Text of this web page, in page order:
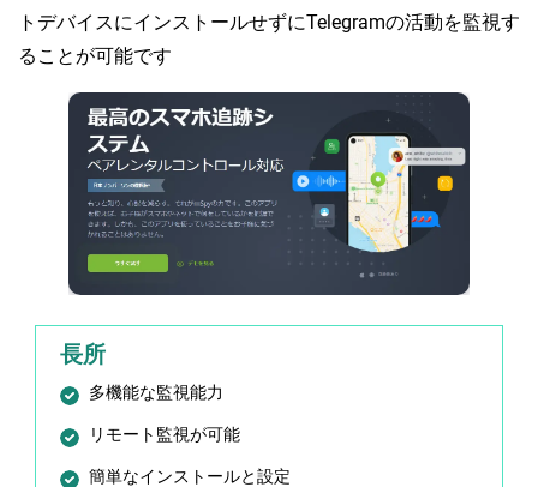
トデバイスにインストールせずにTelegramの活動を監視す
ることが可能です
長所
多機能な監視能力
リモート監視が可能
簡単なインストールと設定